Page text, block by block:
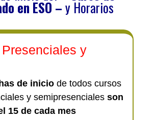
en ESO –y Horarios
y
de inicio de todos cursos
y semipresenciales son
15 de cada mes